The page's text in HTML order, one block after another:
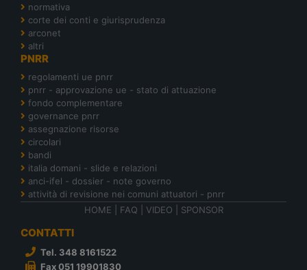
normativa
corte dei conti e giurisprudenza
arconet
altri
PNRR
regolamenti ue pnrr
pnrr - approvazione ue - stato di attuazione
fondo complementare
governance pnrr
assegnazione risorse
circolari
bandi
italia domani - slide e relazioni
anci-ifel - dossier - note governo
attività di revisione nei comuni attuatori - pnrr
HOME
FAQ VIDEO SPONSOR
CONTATTI
Tel. 348 8161522
Fax 051 19901830